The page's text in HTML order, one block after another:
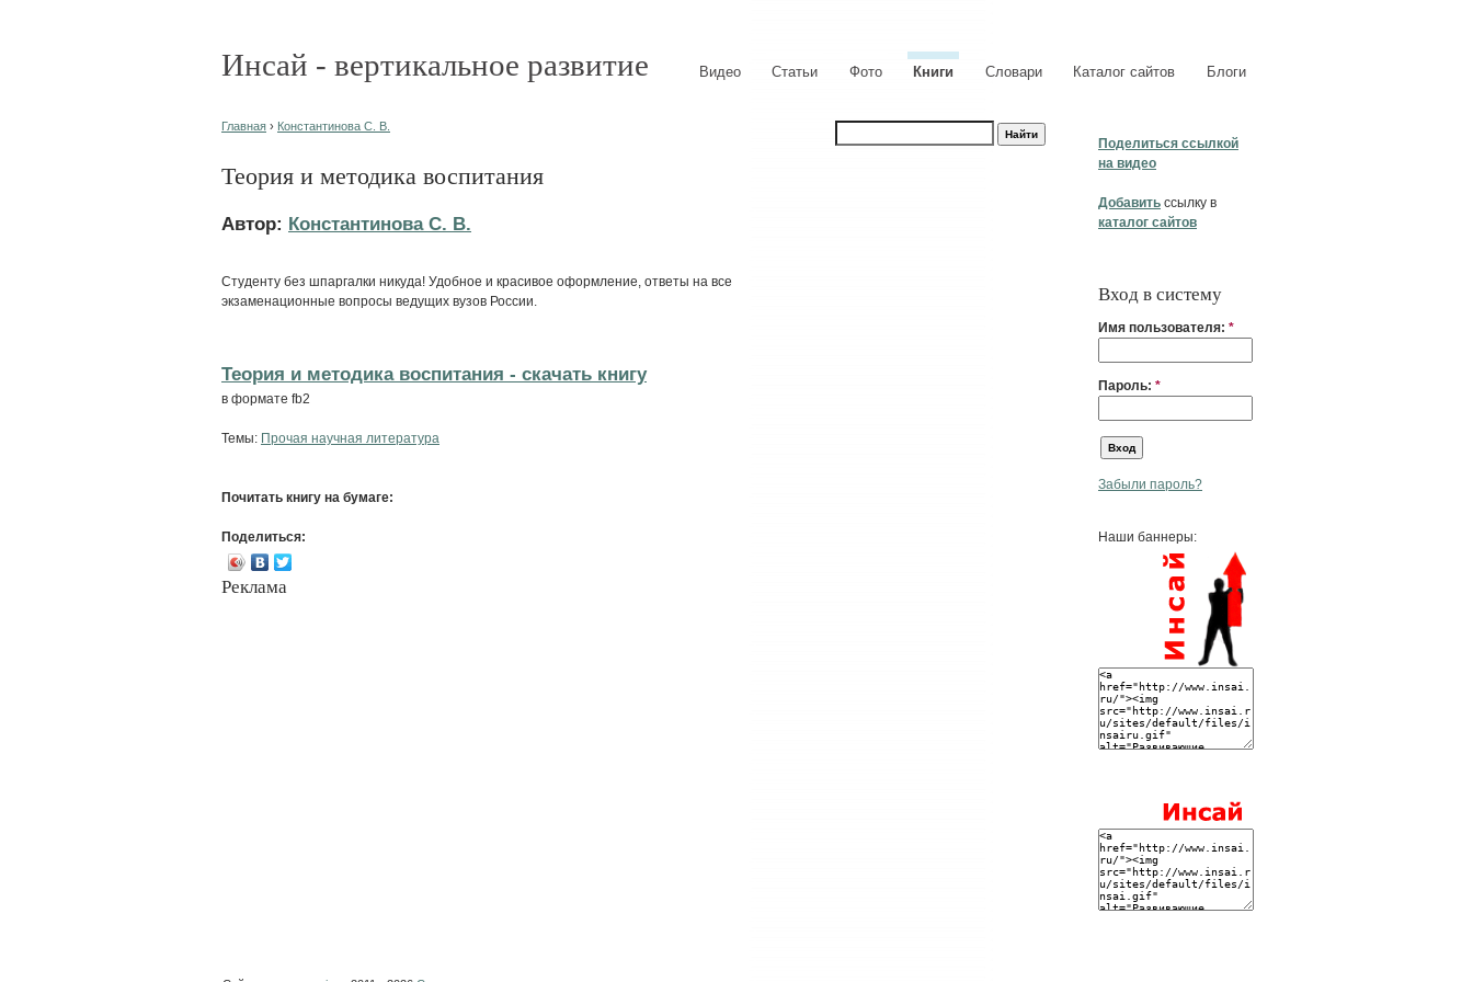
Инсай - вертикальное развитие Видео Статьи Фото Книги Словари Каталог сайтов Блоги
Поделиться ссылкой
на видео
Добавить ссылку в
каталог сайтов
Вход в систему
Имя пользователя: *
Пароль: *
Забыли пароль?
Наши баннеры:
Главная › Константинова С. В.
Теория и методика воспитания
Автор: Константинова С. В.
Студенту без шпаргалки никуда! Удобное и красивое оформление, ответы на все
экзаменационные вопросы ведущих вузов России.
Теория и методика воспитания - cкачать книгу
в формате fb2
Темы: Прочая научная литература
Почитать книгу на бумаге:
Поделиться:
Реклама